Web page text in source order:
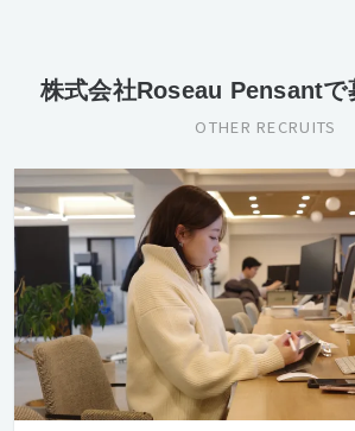
株式会社Roseau Pensantで
OTHER RECRUITS